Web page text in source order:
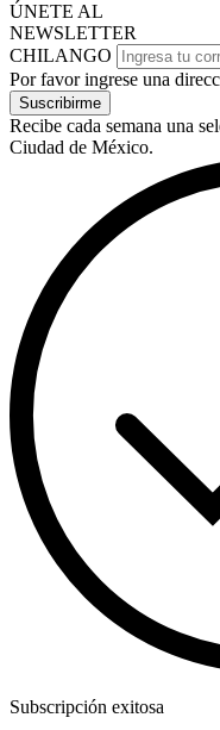
ÚNETE AL
NEWSLETTER
CHILANGO
Por favor ingrese una
Suscribirme
Recibe cada semana una
Ciudad de México.
Subscripción exitosa